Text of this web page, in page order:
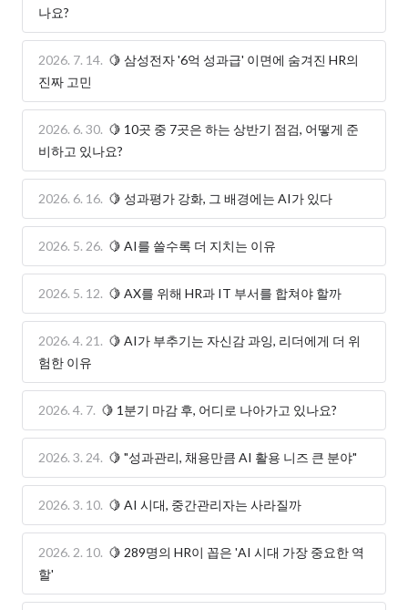
나요?
2026. 7. 14. 🍋 삼성전자 '6억 성과급' 이면에 숨겨진 HR의
진짜 고민
2026. 6. 30. 🍋 10곳 중 7곳은 하는 상반기 점검, 어떻게 준
비하고 있나요?
2026. 6. 16. 🍋 성과평가 강화, 그 배경에는 AI가 있다
2026. 5. 26. 🍋 AI를 쓸수록 더 지치는 이유
2026. 5. 12. 🍋 AX를 위해 HR과 IT 부서를 합쳐야 할까
2026. 4. 21. 🍋 AI가 부추기는 자신감 과잉, 리더에게 더 위
험한 이유
2026. 4. 7. 🍋 1분기 마감 후, 어디로 나아가고 있나요?
2026. 3. 24. 🍋 "성과관리, 채용만큼 AI 활용 니즈 큰 분야"
2026. 3. 10. 🍋 AI 시대, 중간관리자는 사라질까
2026. 2. 10. 🍋 289명의 HR이 꼽은 'AI 시대 가장 중요한 역
할'